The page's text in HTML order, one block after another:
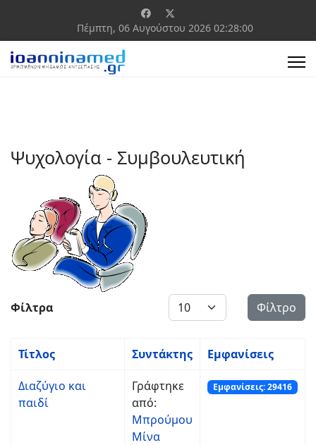
Πέμπτη, 06 Αυγούστου 2026 02:28:01
Ψυχολογία - Συμβουλευτική
Φίλτρα Εμφάνιση # Φίλτρο
Τίτλος Συντάκτης Εμφανίσεις
Διαζύγιο και
παιδί
Γράφτηκε
από:
Μπρούμου
Μίνα
Εμφανίσεις: 29416